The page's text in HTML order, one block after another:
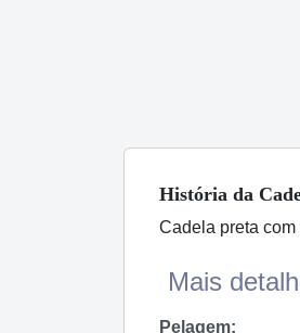
História da
Cadela preta
Mais
Pelagem: